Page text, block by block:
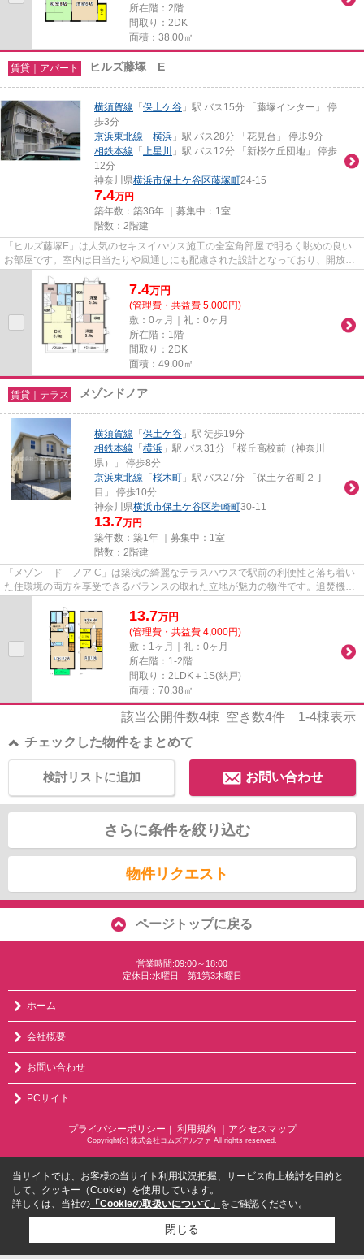
所在階：2階
間取り：2DK
面積：38.00㎡
賃貸｜アパート ヒルズ藤塚 E
横須賀線 「 保土ケ谷 」駅 バス15分 「藤塚インター」 停
歩3分
京浜東北線 「 横浜 」駅 バス28分 「花見台」 停歩9分
相鉄本線 「 上星川
」駅 バス12分 「新桜ケ丘団地」 停歩
12分
神奈川県横浜市保土ケ谷区藤塚町24-15
7.4万円
築年数：築36年 ｜募集中： 1室
階数：2階建
「ヒルズ藤塚E」は人気のセキスイハウス施工の全室角部屋で明るく眺めの良い
お部屋です。室内は日当たりや風通しにも配慮された設計となっており、開放感
のある居住空間が魅力です。Ｔ...
7.4万円
(管理費・共益費 5,000円)
敷：0ヶ月｜礼：0ヶ月
所在階：1階
間取り：2DK
面積：49.00㎡
賃貸｜テラス メゾンドノア
横須賀線 「 保土ケ谷 」駅 徒歩19分
相鉄本線 「 横浜 」駅 バス31分 「桜丘高校前（神奈川
県）」 停歩8分
京浜東北線 「 桜木町 」駅 バス27分 「保土ケ谷町２丁
目」 停歩10分
神奈川県横浜市保土ケ谷区岩崎町30-11
13.7万円
築年数：築1年 ｜募集中： 1室
階数：2階建
「メゾン ド ノア C」は築浅の綺麗なテラスハウスで駅前の利便性と落ち着い
た住環境の両方を享受できるバランスの取れた立地が魅力の物件です。追焚機
13.7万円
(管理費・共益費 4,000円)
敷：1ヶ月｜礼：0ヶ月
所在階：1-2階
間取り：2LDK＋1S(納戸)
面積：70.38㎡
該当公開件数4棟 空き数4件 1-4棟表示
チェックした物件をまとめて
お問い合わせ
検討リストに追加
さらに条件を絞り込む
物件リクエスト
ページトップに戻る
営業時間:09:00～18:00
定休日:水曜日 第1第3木曜日
ホーム
会社概要
お問い合わせ
PCサイト
プライバシーポリシー ｜ 利用規約 ｜アクセスマップ
Copyright(c) 株式会社コムズアルファ All rights reserved.
当サイトでは、お客様の当サイト利用状況把握、サービス向上検討を目的と
して、クッキー（Cookie）を使用しています。
詳しくは、当社の 「Cookieの取扱いについて」 をご確認ください。
閉じる